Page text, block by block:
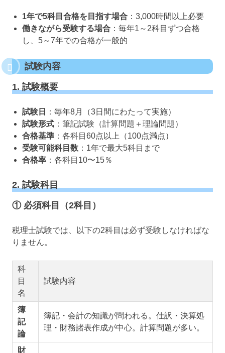
1年で5科目合格を目指す場合 ：3,000時間以上必要
働きながら受験する場合 ：毎年1～2科目ずつ合格
し、5～7年での合格が一般的
試験内容
1. 試験概要
試験日
：毎年8月（3日間にわたって実施）
試験形式 ：筆記試験（計算問題＋理論問題）
合格基準 ：各科目60点以上（100点満点）
受験可能科目数 ：1年で最大5科目まで
合格率 ：各科目10〜15％
2. 試験科目
① 必須科目（2科目）
税理士試験では、以下の2科目は必ず受験しなければな
りません。
科
目
名
試験内容
簿
記
論
簿記・会計の知識が問われる。仕訳・決算処
理・財務諸表作成が中心。計算問題が多い。
財